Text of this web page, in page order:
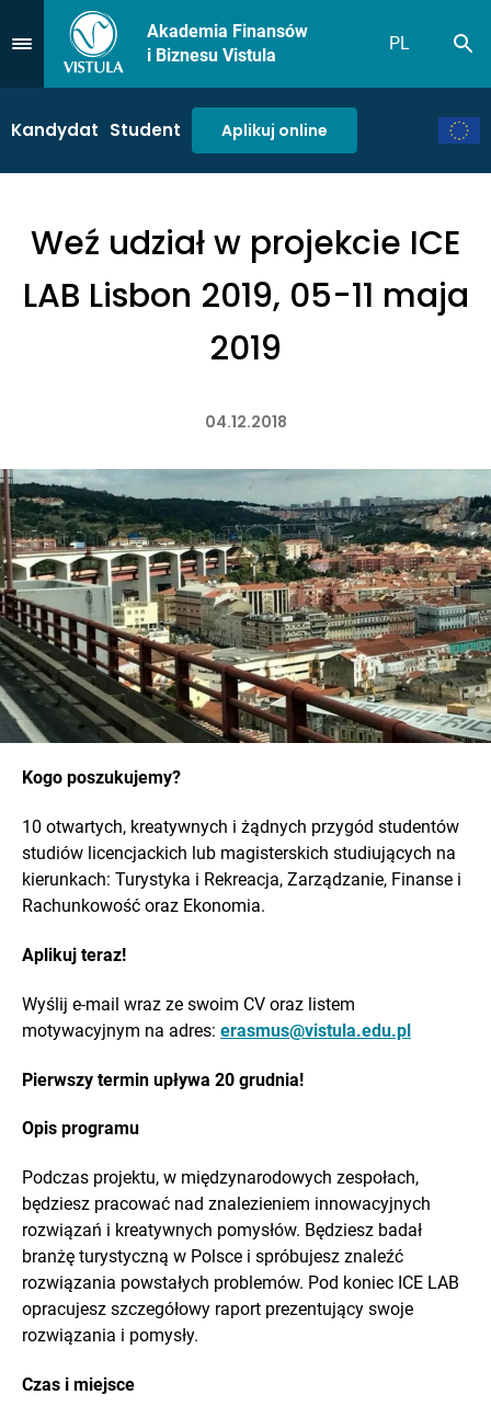
Przejdź do Menu
Akademia Finansów
i Biznesu Vistula
PL
Kandydat Student Aplikuj online
Weź udział w projekcie ICE
LAB Lisbon 2019, 05-11 maja
2019
04.12.2018
Kogo poszukujemy?
10 otwartych, kreatywnych i żądnych przygód studentów
studiów licencjackich lub magisterskich studiujących na
kierunkach: Turystyka i Rekreacja, Zarządzanie, Finanse i
Rachunkowość oraz Ekonomia.
Aplikuj teraz!
Wyślij e-mail wraz ze swoim CV oraz listem
motywacyjnym na adres: erasmus@vistula.edu.pl
Pierwszy termin upływa 20 grudnia!
Opis programu
Podczas projektu, w międzynarodowych zespołach,
będziesz pracować nad znalezieniem innowacyjnych
rozwiązań i kreatywnych pomysłów. Będziesz badał
branżę turystyczną w Polsce i spróbujesz znaleźć
rozwiązania powstałych problemów. Pod koniec ICE LAB
opracujesz szczegółowy raport prezentujący swoje
rozwiązania i pomysły.
Czas i miejsce